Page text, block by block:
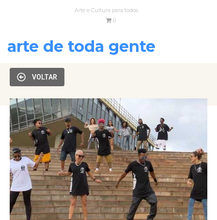
Arte e Cultura para todos
0
arte de toda gente
VOLTAR